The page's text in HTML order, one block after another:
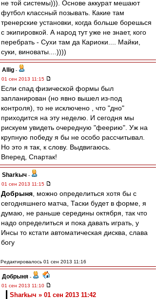
не той системы))). Основе аккурат мешают
футбол классный позывать. Какие там
тренерские установки, когда больше борешься
с экипировкой. А народ тут уже не знает, кого
перебрать - Сухи там да Кариоки.... Майки,
суки, виноваты....))))
Allig -
01 сен 2013 11:15
Если спад физической формы был
запланирован (но явно вышел из-под
контроля), то не исключено , что "дно"
приходится на эту неделю. И сегодня мы
рискуем увидеть очередную "феерию". Уж на
крупную победу я бы не особо рассчитывал.
Но это я так, к слову. Выдвигаюсь.
Вперед, Спартак!
Sharkыч -
01 сен 2013 11:15
Добрыня , можно определиться хотя бы с
сегодняшнего матча, Таски будет в форме, я
думаю, не раньше середины октября, так что
надо определиться и пока давать играть, у
Инсы то кстати автоматическая дисква, слава
богу
Редактировалось 01 сен 2013 11:16
Добрыня -
01 сен 2013 11:10
Sharkыч » 01 сен 2013 11:42